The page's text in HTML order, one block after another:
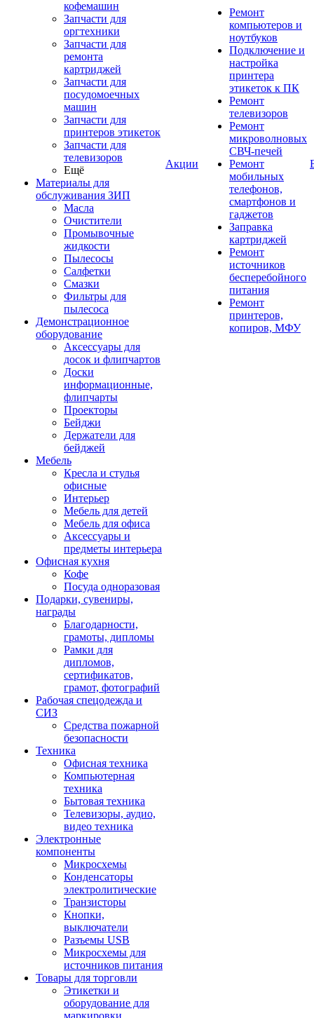
кофемашин
Запчасти для
оргтехники
Запчасти для
ремонта
картриджей
Запчасти для
посудомоечных
машин
Запчасти для
принтеров этикеток
Запчасти для
телевизоров
Ещё
Материалы для
обслуживания ЗИП
Масла
Очистители
Промывочные
жидкости
Пылесосы
Салфетки
Смазки
Фильтры для
пылесоса
Демонстрационное
оборудование
Аксессуары для
досок и флипчартов
Доски
информационные,
флипчарты
Проекторы
Бейджи
Держатели для
бейджей
Мебель
Кресла и стулья
офисные
Интерьер
Мебель для детей
Мебель для офиса
Аксессуары и
предметы интерьера
Офисная кухня
Кофе
Посуда одноразовая
Подарки, сувениры,
награды
Благодарности,
грамоты, дипломы
Рамки для
дипломов,
сертификатов,
грамот, фотографий
Рабочая спецодежда и
СИЗ
Средства пожарной
безопасности
Техника
Офисная техника
Компьютерная
техника
Бытовая техника
Телевизоры, аудио,
видео техника
Электронные
компоненты
Микросхемы
Конденсаторы
электролитические
Транзисторы
Кнопки,
выключатели
Разъемы USB
Микросхемы для
источников питания
Товары для торговли
Этикетки и
оборудование для
маркировки
Акции
Ремонт
компьютеров и
ноутбуков
Подключение и
настройка
принтера
этикеток к ПК
Ремонт
телевизоров
Ремонт
микроволновых
СВЧ-печей
Ремонт
мобильных
телефонов,
смартфонов и
гаджетов
Заправка
картриджей
Ремонт
источников
бесперебойного
питания
Ремонт
принтеров,
копиров, МФУ